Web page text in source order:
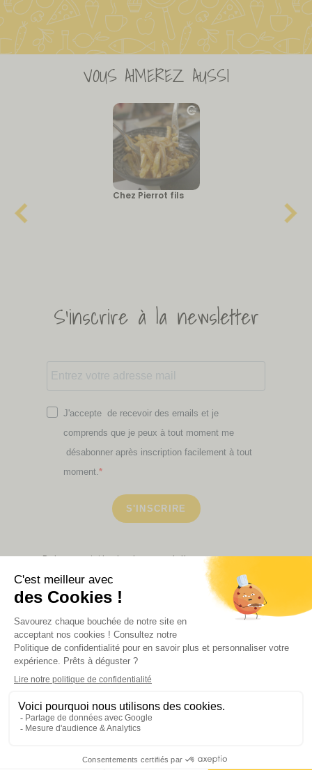
VOUS AIMEREZ AUSSI
Chez Pierrot fils
S'inscrire à la newsletter
J'accepte de recevoir des emails et je
comprends que je peux à tout moment me
désabonner après inscription facilement à tout
moment.
S'INSCRIRE
Retrouvez ici toutes les newsletters que vous avez
VOIR NOS PARTENAIRES
LA BOUTIQUE